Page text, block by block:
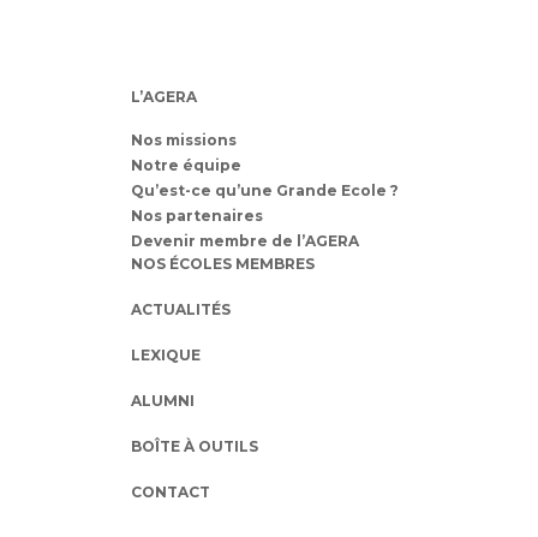
L’AGERA
Nos missions
Notre équipe
Qu’est-ce qu’une Grande Ecole ?
Nos partenaires
Devenir membre de l’AGERA
NOS ÉCOLES MEMBRES
ACTUALITÉS
LEXIQUE
ALUMNI
BOÎTE À OUTILS
CONTACT